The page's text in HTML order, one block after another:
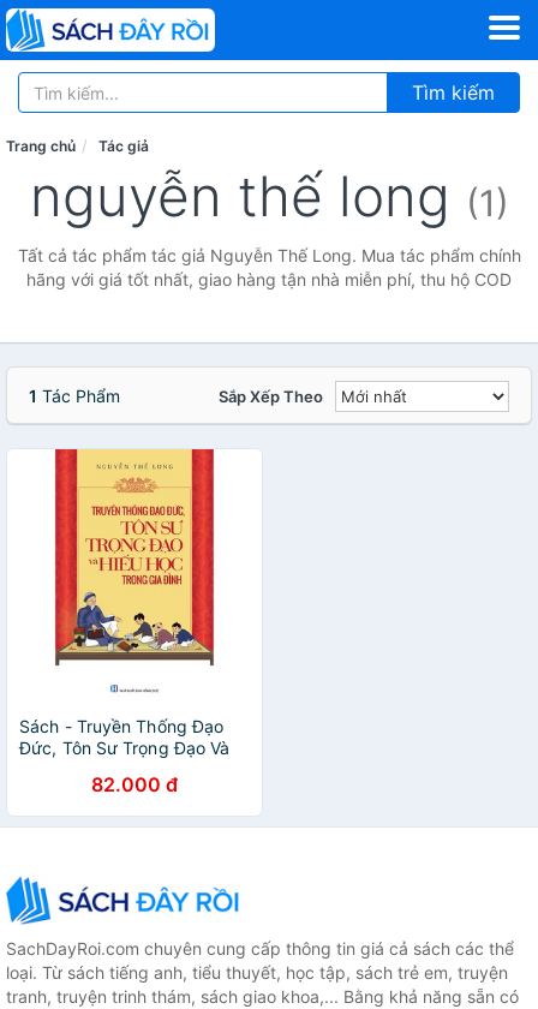
Tìm kiếm
Trang chủ Tác giả
nguyễn thế long (1)
Tất cả tác phẩm tác giả Nguyễn Thế Long. Mua tác phẩm chính
hãng với giá tốt nhất, giao hàng tận nhà miễn phí, thu hộ COD
1 Tác Phẩm Sắp Xếp Theo
Sách - Truyền Thống Đạo
Đức, Tôn Sư Trọng Đạo Và
82.000 đ
SachDayRoi.com chuyên cung cấp thông tin giá cả sách các thể
loại. Từ sách tiếng anh, tiểu thuyết, học tập, sách trẻ em, truyện
tranh, truyện trinh thám, sách giao khoa,... Bằng khả năng sẵn có